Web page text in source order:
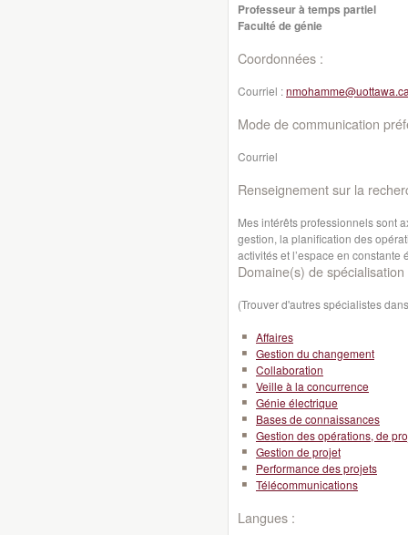
Professeur à temps partiel
Faculté de génie
Coordonnées :
Courriel :
Mode de communication
Courriel
Renseignement sur la
Mes intérêts professionnels sont
gestion, la planification des
activités et l’espace en
Domaine(s) de spécialisation
(Trouver d'autres spécialistes
Affaires
Gestion du changement
Collaboration
Veille à la concurrence
Génie électrique
Bases de connaissances
Gestion des opérations, de
Gestion de projet
Performance des projets
Télécommunications
Langues :